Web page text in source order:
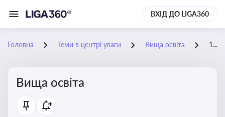
ВХІД ДО LIGA360
Головна Теми в центрі уваги Вища освіта 18-05-2026
Вища освіта